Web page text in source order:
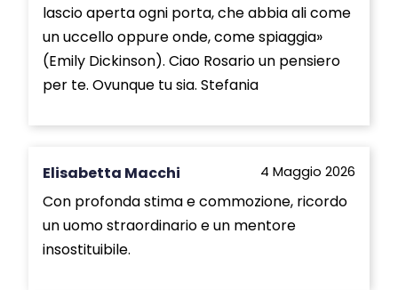
lascio aperta ogni porta, che abbia ali come
un uccello oppure onde, come spiaggia»
(Emily Dickinson). Ciao Rosario un pensiero
per te. Ovunque tu sia. Stefania
Elisabetta Macchi 4 Maggio 2026
Con profonda stima e commozione, ricordo
un uomo straordinario e un mentore
insostituibile.